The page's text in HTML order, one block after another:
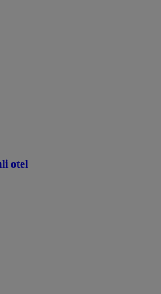
otel